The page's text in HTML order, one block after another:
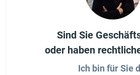
Sind Sie
oder haben
Ich bin für Sie